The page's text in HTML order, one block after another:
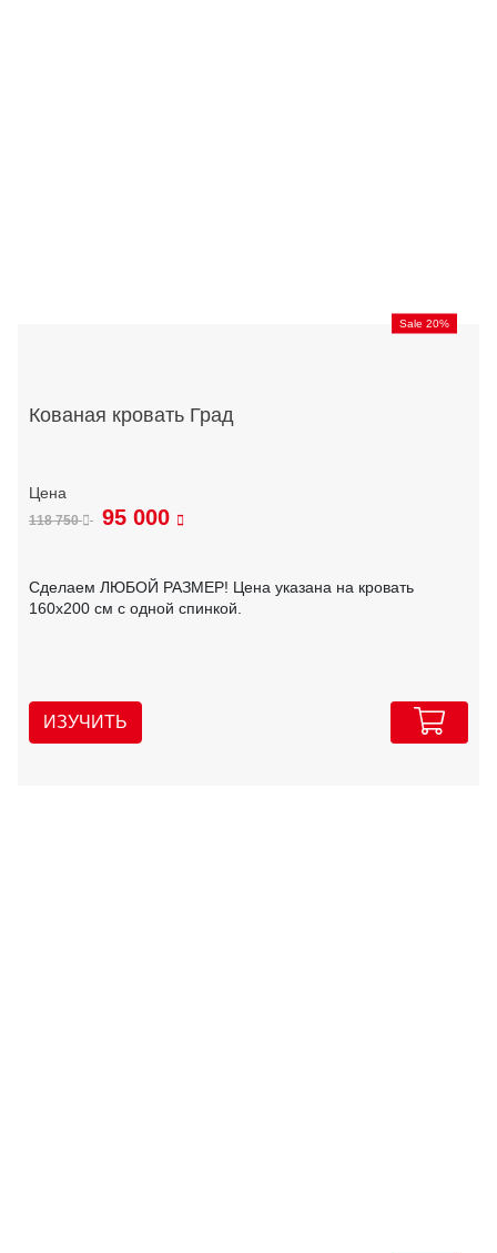
Sale 20%
Кованая кровать Град
118 750 95 000
Сделаем ЛЮБОЙ РАЗМЕР! Цена указана на кровать
160х200 см с одной спинкой.
ИЗУЧИТЬ